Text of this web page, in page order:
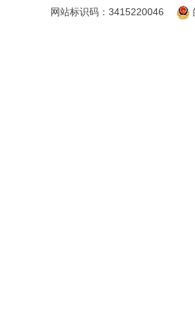
网站标识码：3415220046